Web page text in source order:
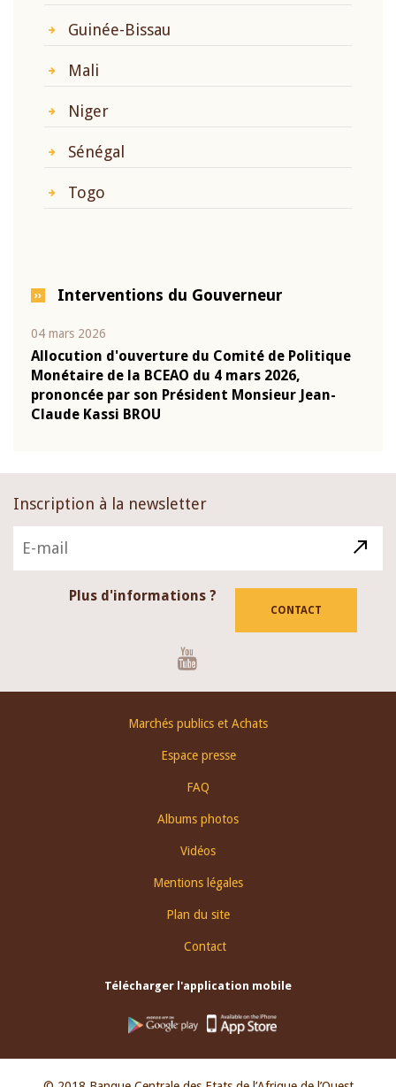
Guinée-Bissau
Mali
Niger
Sénégal
Togo
Interventions du Gouverneur
04 mars 2026
Allocution d'ouverture du Comité de Politique
Monétaire de la BCEAO du 4 mars 2026,
prononcée par son Président Monsieur Jean-
Claude Kassi BROU
Inscription à la newsletter
Plus d'informations ?
CONTACT
Marchés publics et Achats
Espace presse
FAQ
Albums photos
Vidéos
Mentions légales
Plan du site
Contact
Télécharger l'application mobile